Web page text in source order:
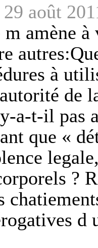
29 août
amène
à
de
a-t-il pas
que «
?
d